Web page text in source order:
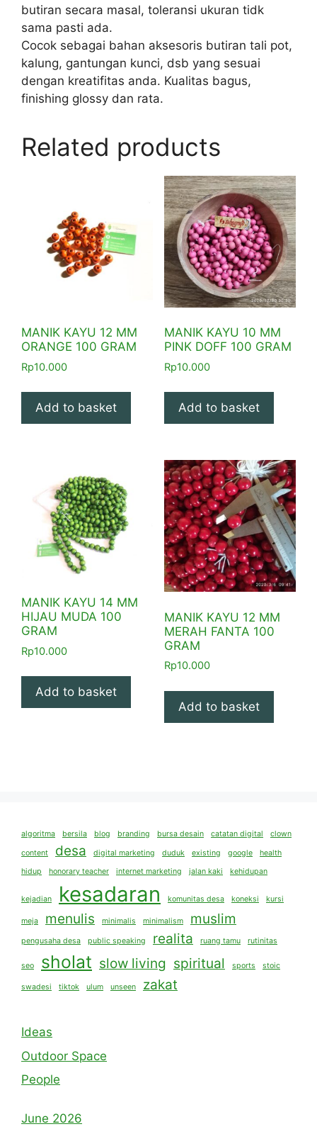
butiran secara masal, toleransi ukuran tidk
sama pasti ada.
Cocok sebagai bahan aksesoris butiran tali pot,
kalung, gantungan kunci, dsb yang sesuai
dengan kreatifitas anda. Kualitas bagus,
finishing glossy dan rata.
Related products
MANIK KAYU 12 MM
ORANGE 100 GRAM
Rp10.000
Add to basket
MANIK KAYU 10 MM
PINK DOFF 100 GRAM
Rp10.000
Add to basket
MANIK KAYU 14 MM
HIJAU MUDA 100
GRAM
Rp10.000
Add to basket
MANIK KAYU 12 MM
MERAH FANTA 100
GRAM
Rp10.000
Add to basket
algoritma bersila blog branding bursa desain catatan digital clown
content desa digital marketing duduk existing google
health
hidup
honorary teacher internet marketing jalan kaki kehidupan
kejadian kesadaran komunitas desa koneksi kursi
meja menulis minimalis minimalism muslim
pengusaha desa public speaking realita ruang tamu rutinitas
seo sholat slow living spiritual sports stoic
swadesi tiktok ulum unseen zakat
Ideas
Outdoor Space
People
June 2026